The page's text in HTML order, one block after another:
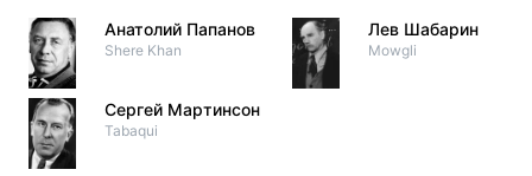
Анатолий Папанов
Shere Khan
Сергей Мартинсон
Tabaqui
Лев Шабарин
Mowgli